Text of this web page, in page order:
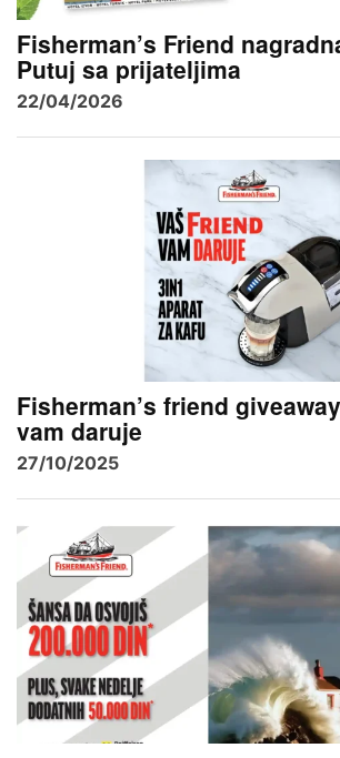
Fisherman’s Friend
Putuj sa prijateljima
22/04/2026
Fisherman’s friend
vam daruje
27/10/2025